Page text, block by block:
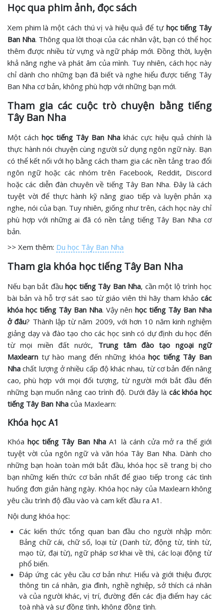
Học qua phim ảnh, đọc sách
Xem phim là một cách thú vị và hiệu quả để tựhọc tiếng Tây
Ban Nha. Thông qua lời thoại của các nhân vật, bạn có thể học
thêm được nhiều từ vựng và ngữ pháp mới. Đồng thời, luyện
khả năng nghe và phát âm của mình. Tuy nhiên, cách học này
chỉ dành cho những bạn đã biết và nghe hiểu được tiếng Tây
Ban Nha cơ bản, không phù hợp với những bạn mới.
Tham gia các cuộc trò chuyện bằng tiếng
Tây Ban Nha
Một cách học tiếng Tây Ban Nha khác cực hiệu quả chính là
thực hành nói chuyện cùng người sử dụng ngôn ngữ này. Bạn
có thể kết nối với họ bằng cách tham gia các nền tảng trao đổi
ngôn ngữ hoặc các nhóm trên Facebook, Reddit, Discord
hoặc các diễn đàn chuyên về tiếng Tây Ban Nha. Đây là cách
tuyệt vời để thực hành kỹ năng giao tiếp và luyện phản xạ
nghe, nói của bạn. Tuy nhiên, giống như trên, cách học này chỉ
phù hợp với những ai đã có nền tảng tiếng Tây Ban Nha cơ
bản.
>> Xem thêm: Du học Tây Ban Nha
Tham gia khóa học tiếng Tây Ban Nha
Nếu bạn bắt đầu học tiếng Tây Ban Nha, cần một lộ trình học
bài bản và hỗ trợ sát sao từ giáo viên thì hãy tham khảo các
khóa học tiếng Tây Ban Nha. Vậy nên học tiếng Tây Ban Nha
ở đâu? Thành lập từ năm 2009, với hơn 10 năm kinh nghiệm
giảng dạy và đào tạo cho các học sinh có dự định du học đến
từ mọi miền đất nước, Trung tâm đào tạo ngoại ngữ
Maxlearn tự hào mang đến những khóa học tiếng Tây Ban
Nhachất lượng ở nhiều cấp độ khác nhau, từ cơ bản đến nâng
cao, phù hợp với mọi đối tượng, từ người mới bắt đầu đến
những bạn muốn nâng cao trình độ. Dưới đây là các khóa học
tiếng Tây Ban Nha của Maxlearn:
Khóa học A1
Khóa học tiếng Tây Ban Nha A1 là cánh cửa mở ra thế giới
tuyệt vời của ngôn ngữ và văn hóa Tây Ban Nha. Dành cho
những bạn hoàn toàn mới bắt đầu, khóa học sẽ trang bị cho
bạn những kiến thức cơ bản nhất để giao tiếp trong các tình
huống đơn giản hàng ngày. Khóa học này của Maxlearn không
yêu cầu trình độ đầu vào và cam kết đầu ra A1.
Nội dung khóa học:
Các kiến thức tổng quan ban đầu cho người nhập môn:
Bảng chữ cái, chữ số, loại từ (Danh từ, động từ, tính từ,
mạo từ, đại từ), ngữ pháp sơ khai về thì, các loại động từ
phổ biến.
Đáp ứng các yêu cầu cơ bản như: Hiểu và giới thiệu được
thông tin cá nhân, gia đình, nghề nghiệp, sở thích cá nhân
và của người khác, vị trí, đường đến các địa điểm hay các
toà nhà và sự đồng tình, không đồng tình.